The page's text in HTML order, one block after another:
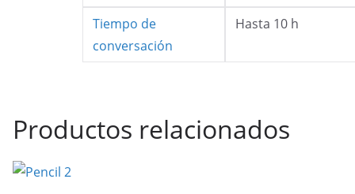
Tiempo de
conversación
Hasta 10 h
Productos relacionados